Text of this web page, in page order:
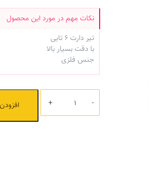
تیر دارت ۶ تایی
با دقت بسیار بالا
جنس فلزی